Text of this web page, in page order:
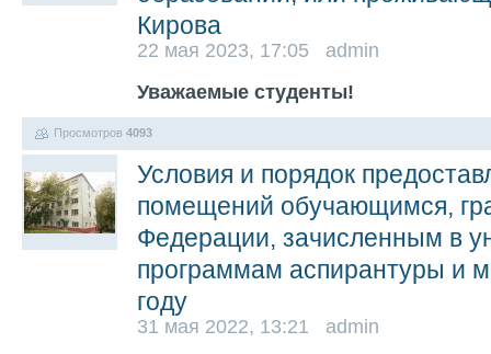
Кирова
22 мая 2023, 17:05 admin
Уважаемые студенты!
Просмотров 4093
Условия и порядок
помещений обучающимся,
Федерации, зачисленным в
программам аспирантуры и
году
31 мая 2022, 13:21 admin